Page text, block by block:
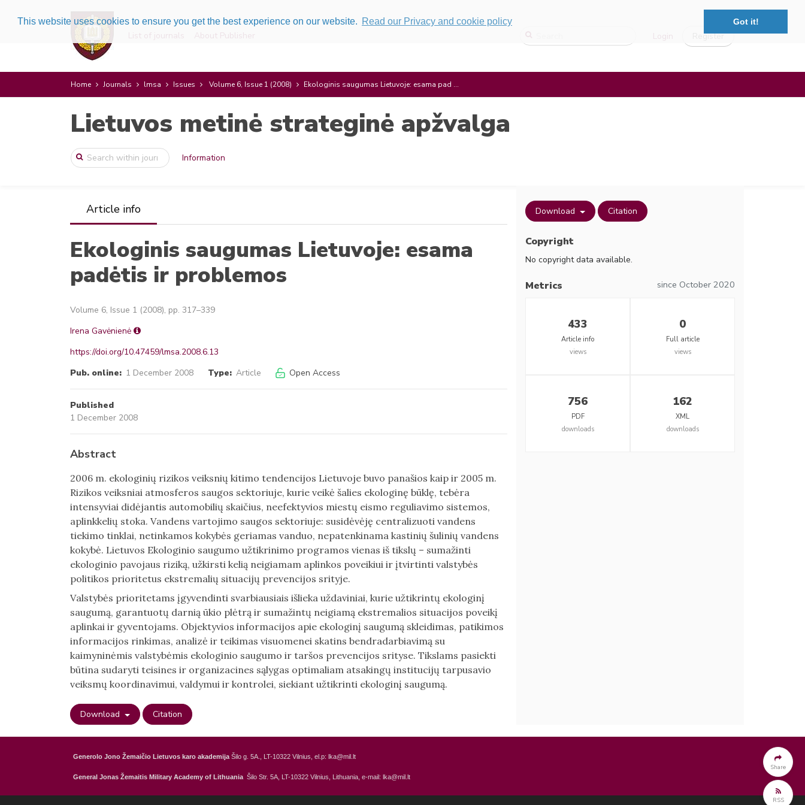
This website uses cookies to ensure you get the best experience on our website. Read our Privacy and cookie policy Got it!
List of journals About Publisher Login Register
Home Journals lmsa Issues Volume 6, Issue 1 (2008) Ekologinis saugumas Lietuvoje: esama pad ...
Lietuvos metinė strateginė apžvalga
Information
Article info
Ekologinis saugumas Lietuvoje: esama
padėtis ir problemos
Volume 6, Issue 1 (2008), pp. 317–339
Irena Gavėnienė
https://doi.org/10.47459/lmsa.2008.6.13
Pub. online: 1 December 2008 Type: Article Open Access
Published
1 December 2008
Abstract
2006 m. ekologinių rizikos veiksnių kitimo tendencijos Lietuvoje buvo panašios kaip ir 2005 m.
Rizikos veiksniai atmosferos saugos sektoriuje, kurie veikė šalies ekologinę būklę, tebėra
intensyviai didėjantis automobilių skaičius, neefektyvios miestų eismo reguliavimo sistemos,
aplinkkelių stoka. Vandens vartojimo saugos sektoriuje: susidėvėję centralizuoti vandens
tiekimo tinklai, netinkamos kokybės geriamas vanduo, nepatenkinama kastinių šulinių vandens
kokybė. Lietuvos Ekologinio saugumo užtikrinimo programos vienas iš tikslų – sumažinti
ekologinio pavojaus riziką, užkirsti kelią neigiamam aplinkos poveikiui ir įtvirtinti valstybės
politikos prioritetus ekstremalių situacijų prevencijos srityje.
Valstybės prioritetams įgyvendinti svarbiausiais išlieka uždaviniai, kurie užtikrintų ekologinį
saugumą, garantuotų darnią ūkio plėtrą ir sumažintų neigiamą ekstremalios situacijos poveikį
aplinkai ir gyventojams. Objektyvios informacijos apie ekologinį saugumą skleidimas, patikimos
informacijos rinkimas, analizė ir teikimas visuomenei skatins bendradarbiavimą su
kaimyninėmis valstybėmis ekologinio saugumo ir taršos prevencijos srityse. Tikslams pasiekti
būtina sudaryti teisines ir organizacines sąlygas optimaliam atsakingų institucijų tarpusavio
veiksmų koordinavimui, valdymui ir kontrolei, siekiant užtikrinti ekologinį saugumą.
Download Citation
Download Citation
Copyright
No copyright data available.
Metrics since October 2020
433
Article info
views
0
Full article
views
756
PDF
downloads
162
XML
downloads
Share
RSS
Generolo Jono Žemaičio Lietuvos karo akademija Šilo g. 5A., LT-10322 Vilnius, el.p: lka@mil.lt
General Jonas Žemaitis Military Academy of Lithuania Šilo Str. 5A, LT-10322 Vilnius, Lithuania, e-mail: lka@mil.lt